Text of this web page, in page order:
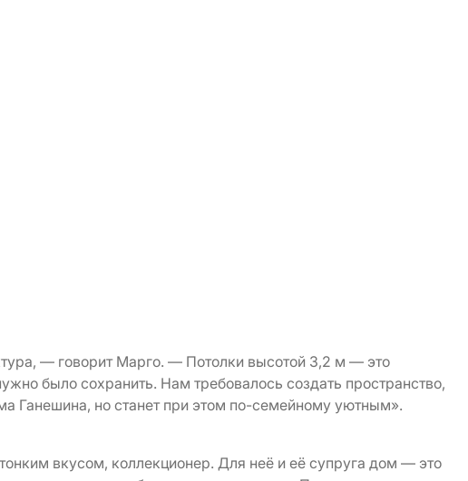
— говорит Марго. — Потолки высотой 3,2 м — это
было сохранить. Нам требовалось создать пространство,
Ганешина, но станет при этом по-семейному уютным».
вкусом, коллекционер. Для неё и её супруга дом — это